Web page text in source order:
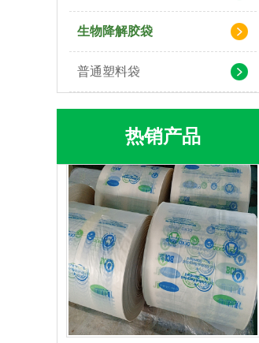
生物降解胶袋
普通塑料袋
热销产品
玉米淀粉可降解筒膜 制袋膜 蓝色单面印刷